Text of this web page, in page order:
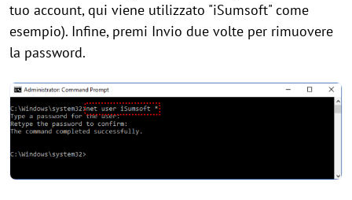
tuo account, qui viene utilizzato "iSumsoft" come
esempio). Infine, premi Invio due volte per rimuovere
la password.